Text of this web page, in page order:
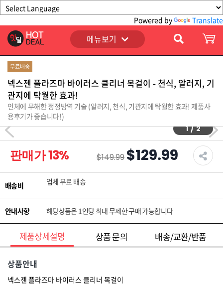
Powered by Translate
메뉴보기
무료배송
넥스젠 플라즈마 바이러스 클리너 목걸이 - 천식, 알러지, 기
관지에 탁월한 효과!
인체에 무해한 정정방역 기술 (알러지, 천식, 기관지에 탁월한 효과! 제품사
용후기가 좋습니다!)
1 / 2
판매가13% $149.99 $129.99
배송비 업체 무료 배송
안내사항 해당상품은 1인당 최대 무제한 구매 가능합니다
제품상세설명 상품 문의 배송/교환/반품
상품안내
넥스젠 플라즈마 바이러스 클리너 목걸이